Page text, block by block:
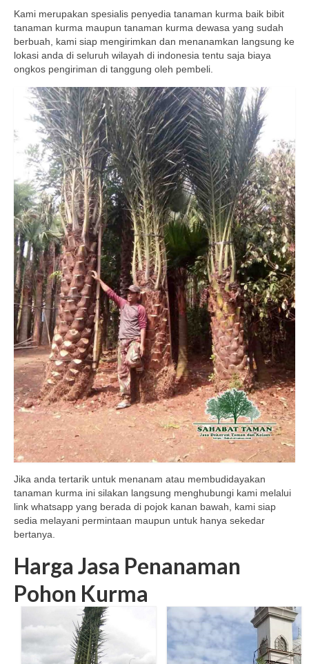
Kami merupakan spesialis penyedia tanaman kurma baik bibit
tanaman kurma maupun tanaman kurma dewasa yang sudah
berbuah, kami siap mengirimkan dan menanamkan langsung ke
lokasi anda di seluruh wilayah di indonesia tentu saja biaya
ongkos pengiriman di tanggung oleh pembeli.
Jika anda tertarik untuk menanam atau membudidayakan
tanaman kurma ini silakan langsung menghubungi kami melalui
link whatsapp yang berada di pojok kanan bawah, kami siap
sedia melayani permintaan maupun untuk hanya sekedar
bertanya.
Harga Jasa Penanaman
Pohon Kurma